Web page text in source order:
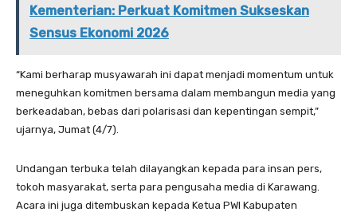
Kementerian: Perkuat Komitmen Sukseskan
Sensus Ekonomi 2026
“Kami berharap musyawarah ini dapat menjadi momentum untuk
meneguhkan komitmen bersama dalam membangun media yang
berkeadaban, bebas dari polarisasi dan kepentingan sempit,”
ujarnya, Jumat (4/7).
Undangan terbuka telah dilayangkan kepada para insan pers,
tokoh masyarakat, serta para pengusaha media di Karawang.
Acara ini juga ditembuskan kepada Ketua PWI Kabupaten